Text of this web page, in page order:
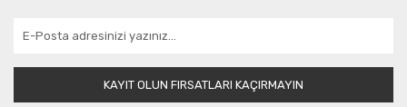
KAYIT OLUN FIRSATLARI KAÇIRMAYIN